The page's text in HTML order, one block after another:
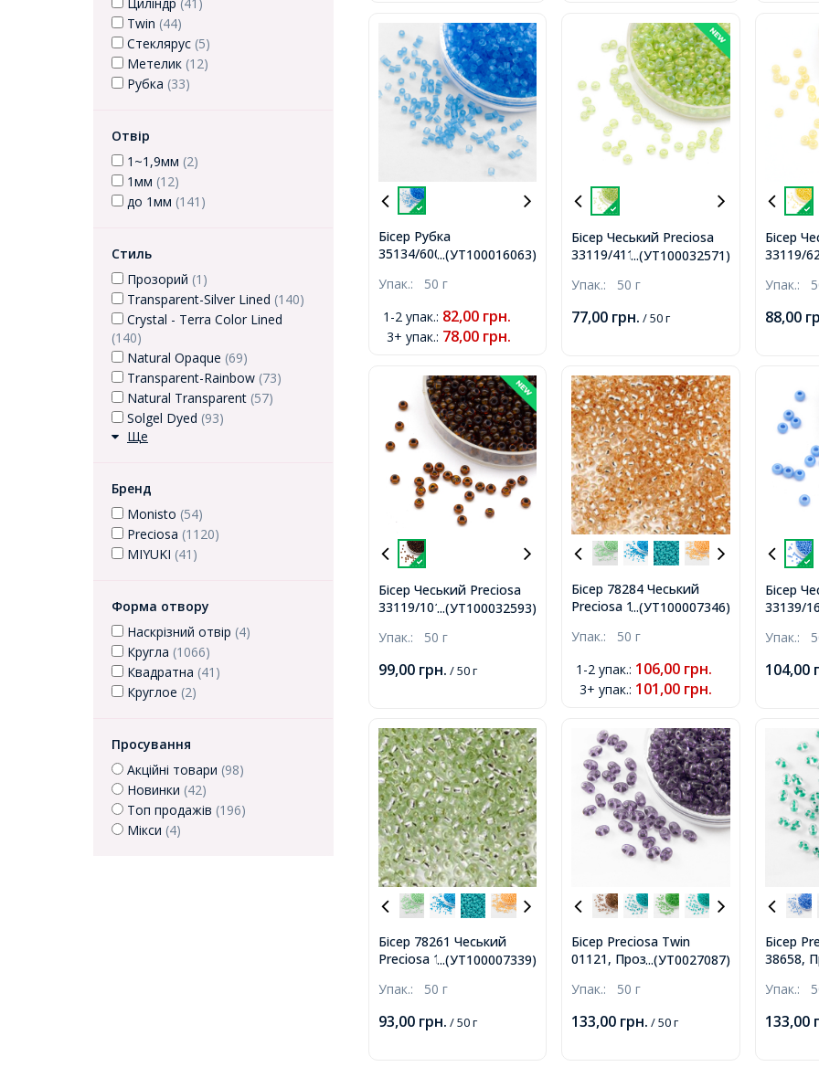
Twin (44)
Стеклярус (5)
Метелик (12)
Рубка (33)
Отвір
1~1,9мм (2)
1мм (12)
до 1мм (141)
Стиль
Прозорий (1)
Transparent-Silver Lined (140)
Crystal - Terra Color Lined
(140)
Natural Opaque (69)
Transparent-Rainbow (73)
Natural Transparent (57)
Solgel Dyed (93)
Ще
Бренд
Monisto (54)
Preciosa (1120)
MIYUKI (41)
Форма отвору
Наскрізний отвір (4)
Кругла (1066)
Квадратна (41)
Круглое (2)
Просування
Акційні товари (98)
Новинки (42)
Топ продажів (196)
Мікси (4)
...(УТ100016063)
Бісер Рубка
35134/60030/10 Чеський
матовий TM,
Упак.: 50 г
1-2 упак.: 82,00 грн.
3+ упак.: 78,00 грн.
...(УТ100032571)
Бісер Чеський Preciosa
33119/41154/10,
Срібною смугою,
2.3мм
Упак.: 50 г
77,00 грн. / 50 г
Бісер
33119/
Упак.:
88,00
...(УТ100032593)
Бісер Чеський Preciosa
33119/10114/10,
Кольоровий, Круглий,
Упак.: 50 г
99,00 грн. / 50 г
...(УТ100007346)
Бісер 78284 Чеський
Preciosa 10/0, Солгель
Помаранчевий, Круглий,
Упак.: 50 г
1-2 упак.: 106,00 грн.
3+ упак.: 101,00 грн.
Бісер
33139/
Упак.:
104,00
...(УТ100007339)
Бісер 78261 Чеський
Preciosa 10/0, Солгель
Зелений, Круглий,
Упак.: 50 г
93,00 грн. / 50 г
...(УТ0027087)
Бісер Preciosa Twin
01121, Прозорий,
Фіолетовий
Упак.: 50 г
133,00 грн. / 50 г
Бісер
38658,
Упак.:
133,00